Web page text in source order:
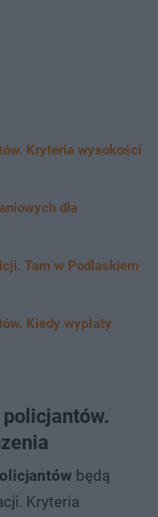
Kryteria wysokości
dla
Tam w Podlaskiem
Kiedy wypłaty
będą
Kryteria